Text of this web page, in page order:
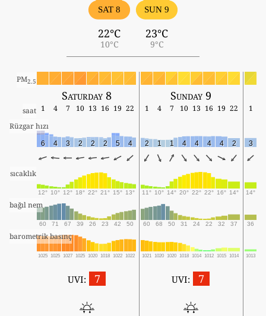
SAT 8
22°C
10°C
SUN 9
23°C
9°C
PM2.5
Saturday 8 Sunday 9
saat 1 4 7 10 13 16 19 22 1 4 7 10 13 16 19 22
1
Rüzgar hızı
6 4 3 2 2 2 5 4 2 1 1 4 4 4 4 2 3
sıcaklık
12° 10° 12° 18° 22° 21° 15° 13° 11° 10° 14° 20° 22° 22° 16° 14° 14°
bağıl nem
60 71 67 39 26 23 42 50 60 68 50 31 24 22 32 37 36
barometrik basınç
1025 1025 1027 1025 1020 1018 1022 1022 1021 1020 1020 1018 1014 1012 1015 1014 1013
UVI: 7 UVI: 7